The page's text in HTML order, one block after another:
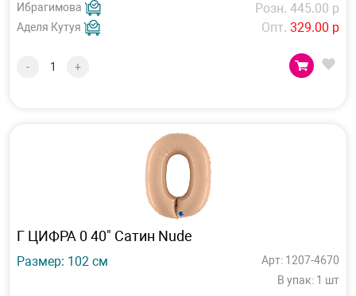
Ибрагимова
Аделя Кутуя
Розн. 445.00 р
Опт. 329.00 р
- +
Г ЦИФРА 0 40" Сатин Nude
Размер: 102 см
Арт: 1207-4670
В упак: 1 шт